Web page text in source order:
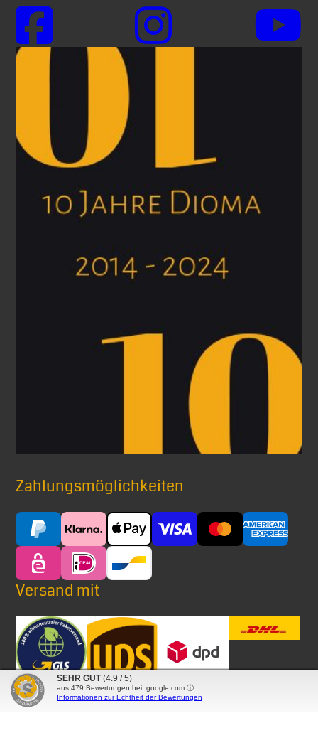
Zahlungsmöglichkeiten
Versand mit
® Alle auf diesen Seiten verwendeten Markennamen,
SEHR GUT (4.9 / 5)
aus 479 Bewertungen bei: google.com ⓘ
Informationen zur Echtheit der Bewertungen